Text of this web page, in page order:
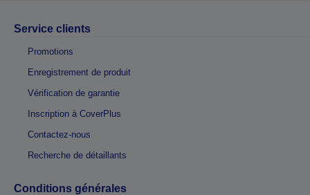
Service clients
Promotions
Enregistrement de produit
Vérification de garantie
Inscription à CoverPlus
Contactez-nous
Recherche de détaillants
Conditions générales